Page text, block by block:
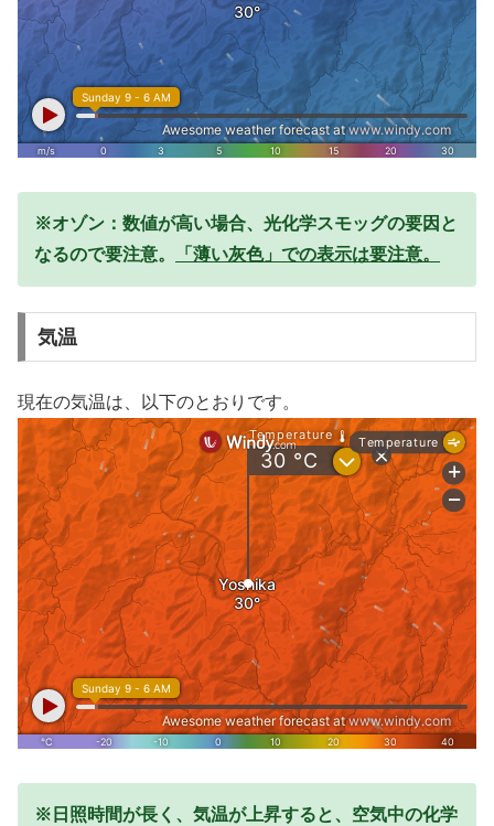
※オゾン：数値が高い場合、光化学スモッグの要因と
なるので要注意。
「薄い灰色」での表示は要注意。
気温
現在の気温は、以下のとおりです。
※日照時間が長く、気温が上昇すると、空気中の化学